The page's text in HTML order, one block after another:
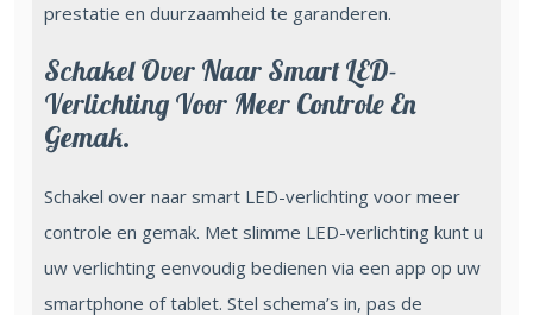
prestatie en duurzaamheid te garanderen.
Schakel Over Naar Smart LED-
Verlichting Voor Meer Controle En
Gemak.
Schakel over naar smart LED-verlichting voor meer
controle en gemak. Met slimme LED-verlichting kunt u
uw verlichting eenvoudig bedienen via een app op uw
smartphone of tablet. Stel schema’s in, pas de